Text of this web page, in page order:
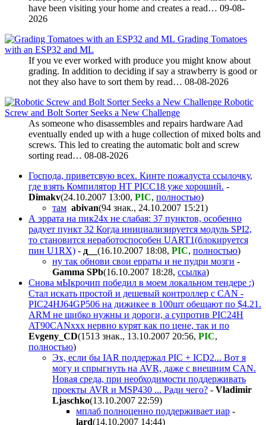
have been visiting your home and creates a read… 09-08-
2026
Grading Tomatoes
with an ESP32 and ML
If you ve ever worked with produce you might know about
grading. In addition to deciding if say a strawberry is good or
not they also have to sort them by read… 08-08-2026
Robotic
Screw and Bolt Sorter Seeks a New Challenge
As someone who disassembles and repairs hardware Aad
eventually ended up with a huge collection of mixed bolts and
screws. This led to creating the automatic bolt and screw
sorting read… 08-08-2026
Господа, приветсвую всех. Кинте пожалуста ссылочку,
где взять Компилятор HT PICC18 уже хороший. -
Dimakv(24.10.2007 13:00, PIC, полностью)
там abivan(94 знак., 24.10.2007 15:21)
А эррата на пик24х не слабая: 37 пунктов, особенно
радует пункт 32 Когда инициализируется модуль SPI2,
то становится неработоспособен UART1(блокируется
пин U1RX) - д__ (16.10.2007 18:08, PIC, полностью)
ну так обнови свои ерраты и не пудри мозги -
Gamma SPb(16.10.2007 18:28, ссылка)
Снова мЫкрочип победил в моем локальном тендере :)
Стал искать простой и дешевый контроллер с CAN -
PIC24HJ64GP506 на дижикее в 100шт обещают по $4.21.
ARM не шибко нужны и дороги, а супротив PIC24H
AT90CANxxx нервно курят как по цене, так и по
Evgeny_CD(1513 знак., 13.10.2007 20:56, PIC,
полностью)
Эх, если бы IAR поддержал PIC + ICD2... Вот я
могу и спрыгнуть на AVR, даже с внешним CAN.
Новая среда, при необходимости поддерживать
проекты AVR и MSP430 ... Ради чего? - Vladimir
Ljaschko(13.10.2007 22:59)
мплаб полноценно поддерживает иар -
lard(14.10.2007 14:44)